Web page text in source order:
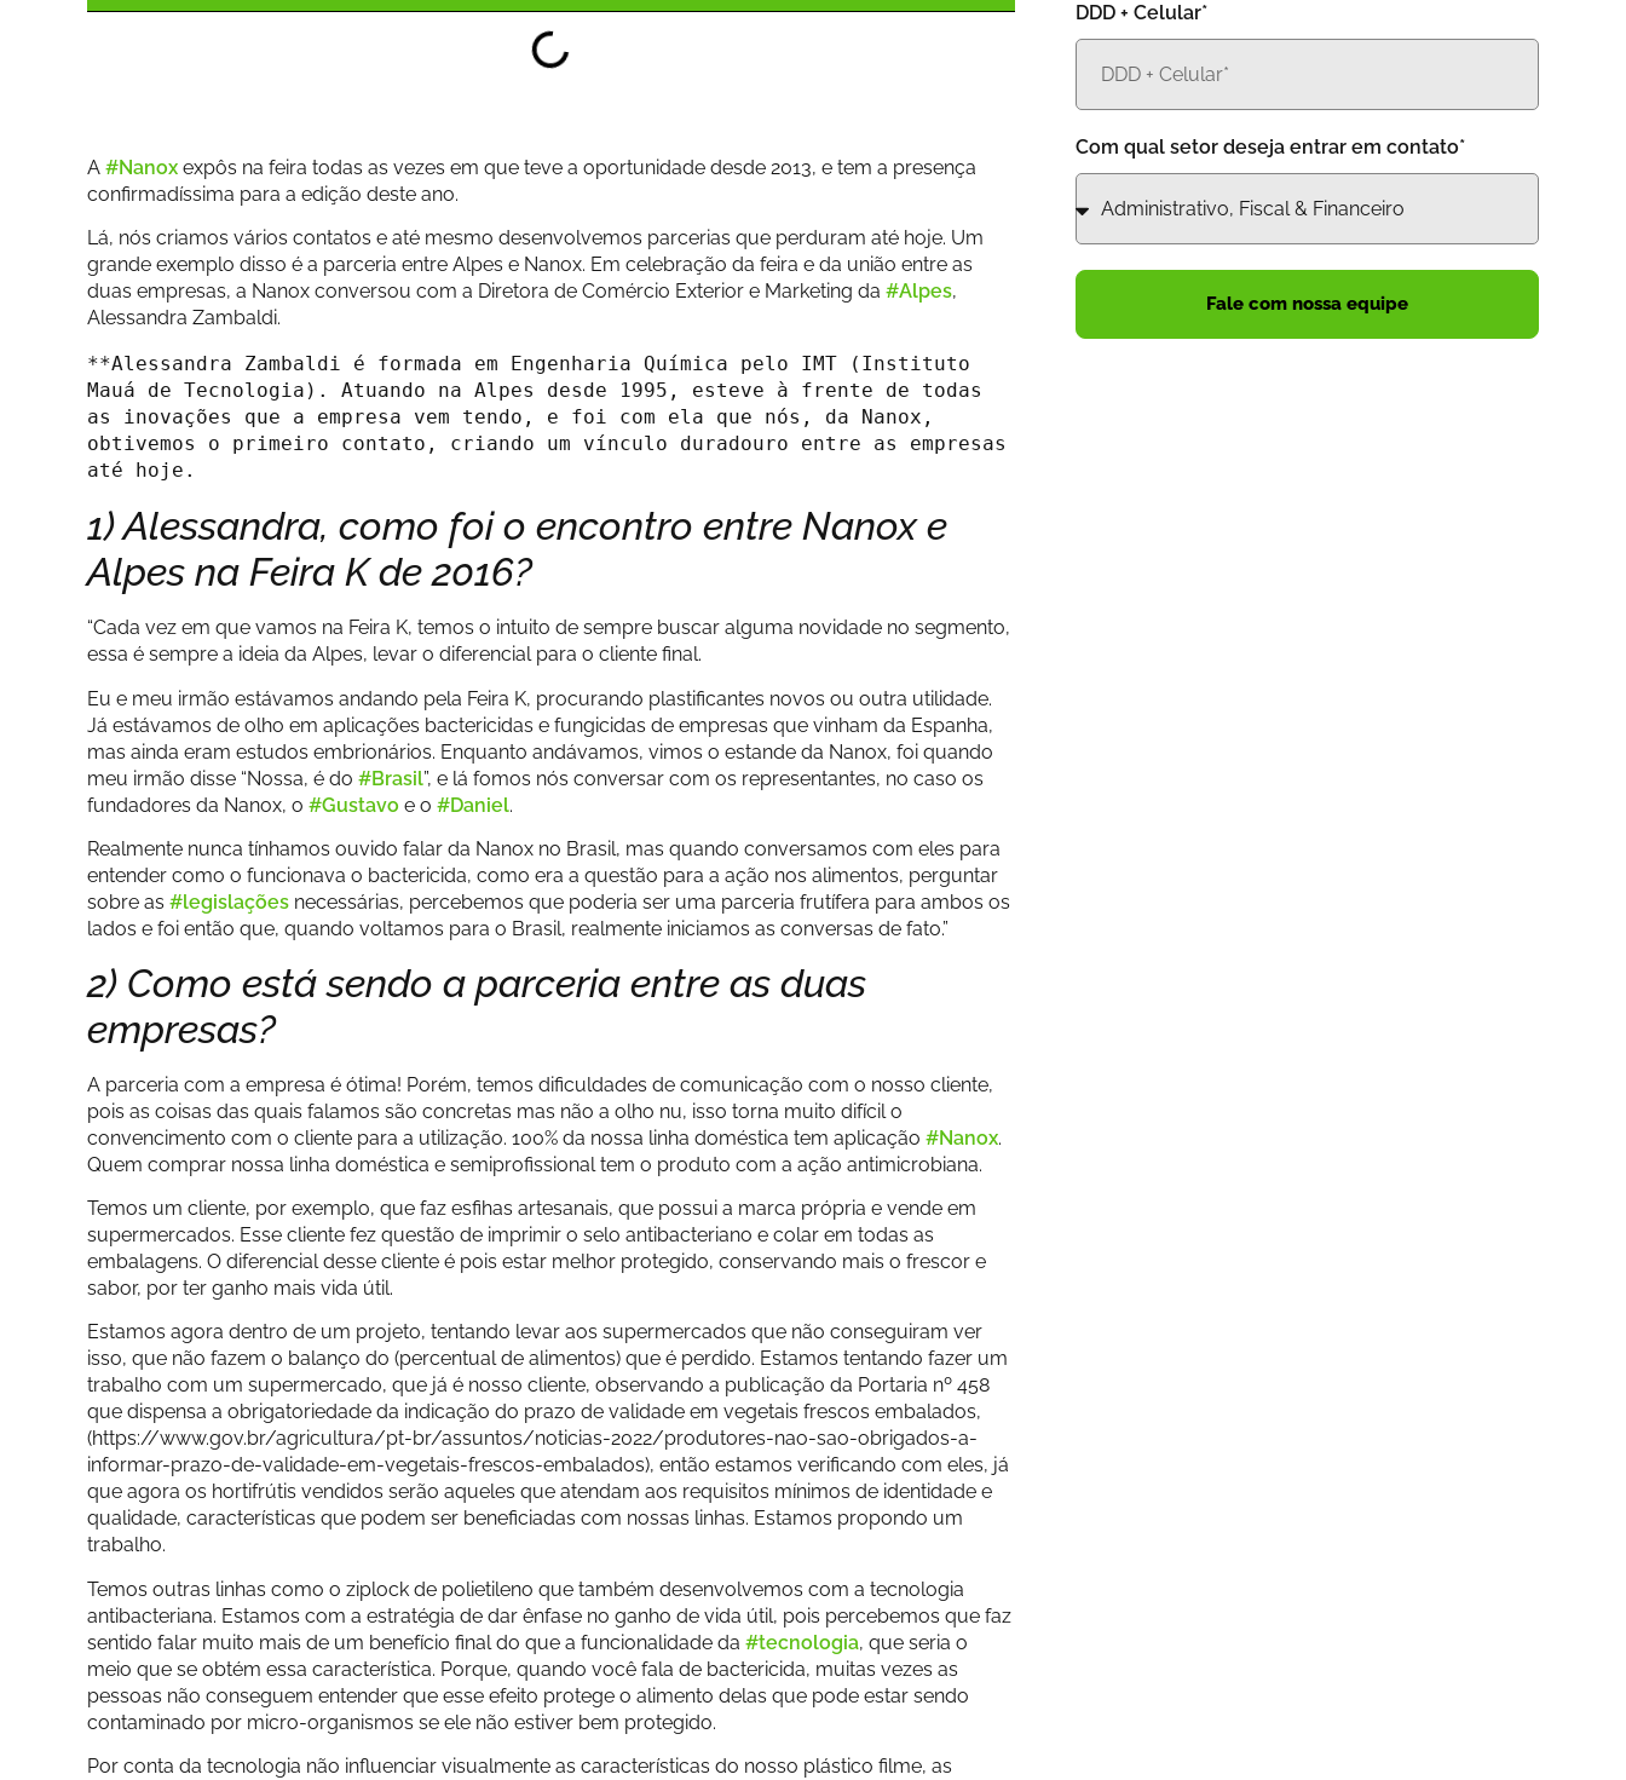
A #Nanox expôs na feira todas as vezes em que teve a oportunidade desde 2013, e tem a presença
confirmadíssima para a edição deste ano.
Lá, nós criamos vários contatos e até mesmo desenvolvemos parcerias que perduram até hoje. Um
grande exemplo disso é a parceria entre Alpes e Nanox. Em celebração da feira e da união entre as
duas empresas, a Nanox conversou com a Diretora de Comércio Exterior e Marketing da #Alpes,
Alessandra Zambaldi.
**Alessandra Zambaldi é formada em Engenharia Química pelo IMT (Instituto
Mauá de Tecnologia). Atuando na Alpes desde 1995, esteve à frente de todas
as inovações que a empresa vem tendo, e foi com ela que nós, da Nanox,
obtivemos o primeiro contato, criando um vínculo duradouro entre as empresas
até hoje.
1) Alessandra, como foi o encontro entre Nanox e
Alpes na Feira K de 2016?
“Cada vez em que vamos na Feira K, temos o intuito de sempre buscar alguma novidade no segmento,
essa é sempre a ideia da Alpes, levar o diferencial para o cliente final.
Eu e meu irmão estávamos andando pela Feira K, procurando plastificantes novos ou outra utilidade.
Já estávamos de olho em aplicações bactericidas e fungicidas de empresas que vinham da Espanha,
mas ainda eram estudos embrionários. Enquanto andávamos, vimos o estande da Nanox, foi quando
meu irmão disse “Nossa, é do #Brasil”, e lá fomos nós conversar com os representantes, no caso os
fundadores da Nanox, o #Gustavo e o #Daniel.
Realmente nunca tínhamos ouvido falar da Nanox no Brasil, mas quando conversamos com eles para
entender como o funcionava o bactericida, como era a questão para a ação nos alimentos, perguntar
sobre as #legislações necessárias, percebemos que poderia ser uma parceria frutífera para ambos os
lados e foi então que, quando voltamos para o Brasil, realmente iniciamos as conversas de fato.”
2) Como está sendo a parceria entre as duas
empresas?
A parceria com a empresa é ótima! Porém, temos dificuldades de comunicação com o nosso cliente,
pois as coisas das quais falamos são concretas mas não a olho nu, isso torna muito difícil o
convencimento com o cliente para a utilização. 100% da nossa linha doméstica tem aplicação #Nanox.
Quem comprar nossa linha doméstica e semiprofissional tem o produto com a ação antimicrobiana.
Temos um cliente, por exemplo, que faz esfihas artesanais, que possui a marca própria e vende em
supermercados. Esse cliente fez questão de imprimir o selo antibacteriano e colar em todas as
embalagens. O diferencial desse cliente é pois estar melhor protegido, conservando mais o frescor e
sabor, por ter ganho mais vida útil.
Estamos agora dentro de um projeto, tentando levar aos supermercados que não conseguiram ver
isso, que não fazem o balanço do (percentual de alimentos) que é perdido. Estamos tentando fazer um
trabalho com um supermercado, que já é nosso cliente, observando a publicação da Portaria nº 458
que dispensa a obrigatoriedade da indicação do prazo de validade em vegetais frescos embalados,
(https://www.gov.br/agricultura/pt-br/assuntos/noticias-2022/produtores-nao-sao-obrigados-a-
informar-prazo-de-validade-em-vegetais-frescos-embalados), então estamos verificando com eles, já
que agora os hortifrútis vendidos serão aqueles que atendam aos requisitos mínimos de identidade e
qualidade, características que podem ser beneficiadas com nossas linhas. Estamos propondo um
trabalho.
Temos outras linhas como o ziplock de polietileno que também desenvolvemos com a tecnologia
antibacteriana. Estamos com a estratégia de dar ênfase no ganho de vida útil, pois percebemos que faz
sentido falar muito mais de um benefício final do que a funcionalidade da #tecnologia, que seria o
meio que se obtém essa característica. Porque, quando você fala de bactericida, muitas vezes as
pessoas não conseguem entender que esse efeito protege o alimento delas que pode estar sendo
contaminado por micro-organismos se ele não estiver bem protegido.
Por conta da tecnologia não influenciar visualmente as características do nosso plástico filme, as
DDD + Celular*
Com qual setor deseja entrar em contato*
Fale com nossa equipe